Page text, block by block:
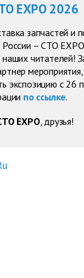
EXPO 2026
запчастей и
– СТО
читателей!
экспозицию с 26
по ссылке.
EXPO, друзья!